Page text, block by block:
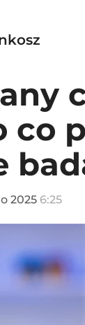
co
2025 6:25